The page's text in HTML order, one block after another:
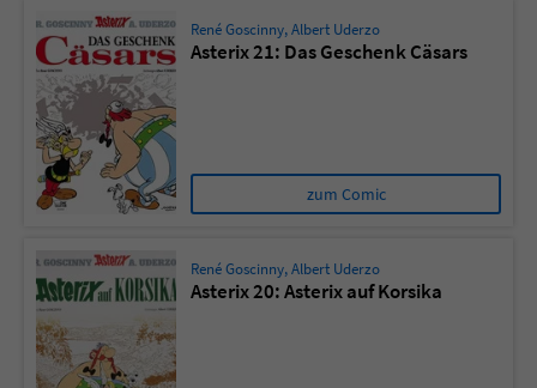
René Goscinny,Albert Uderzo
Asterix 21: Das Geschenk Cäsars
zum Comic
René Goscinny,Albert Uderzo
Asterix 20: Asterix auf Korsika